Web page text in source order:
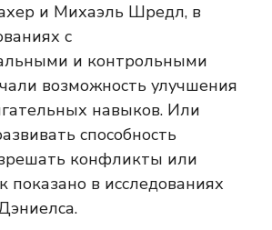
и Михаэль Шредл, в
с
и контрольными
возможность улучшения
навыков. Или
способность
конфликты или
показано в исследованиях